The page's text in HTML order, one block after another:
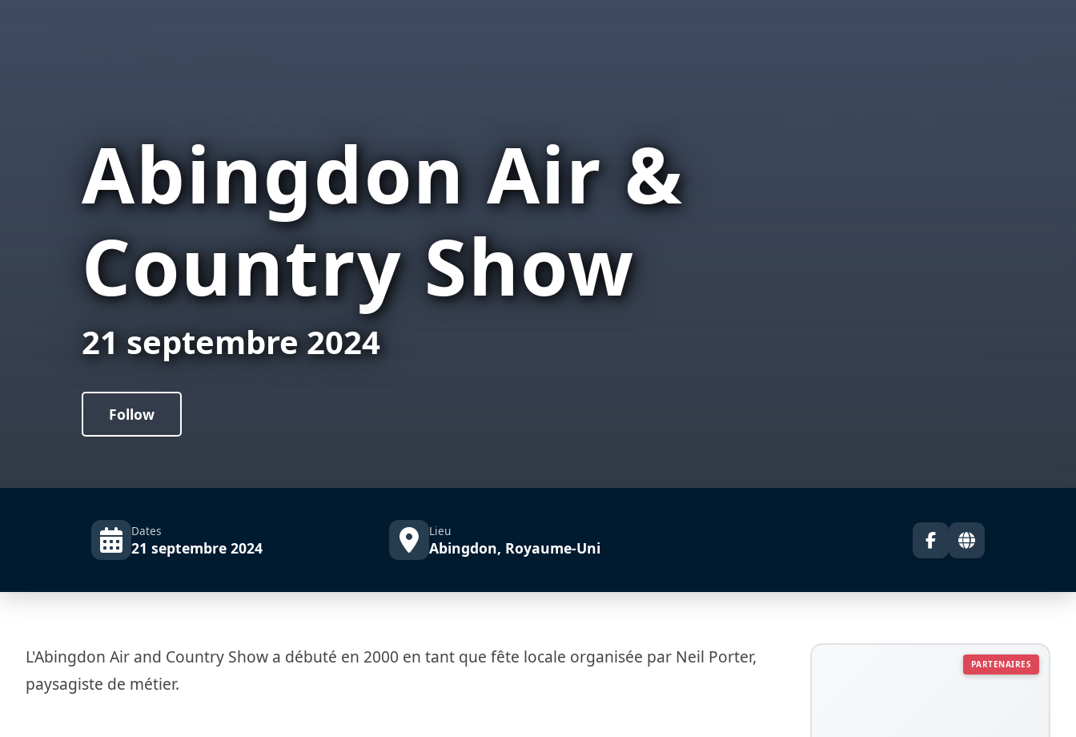
Abingdon Air &
Country Show
21 septembre 2024
Follow
Dates
21 septembre 2024
Lieu
Abingdon, Royaume-Uni
L'Abingdon Air and Country Show a débuté en 2000 en tant que fête locale organisée par Neil Porter,
paysagiste de métier.
PARTENAIRES